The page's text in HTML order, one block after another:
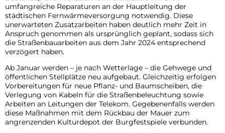
Betriebsausflug der Stadtverwaltung
Vollsperrung Joignystraße
Archiv
umfangreiche Reparaturen an der Hauptleitung der
städtischen Fernwärmeversorgung notwendig. Diese
unerwarteten Zusatzarbeiten haben deutlich mehr Zeit in
Anspruch genommen als ursprünglich geplant, sodass sich
die Straßenbauarbeiten aus dem Jahr 2024 entsprechend
verzögert haben.
Ab Januar werden – je nach Wetterlage – die Gehwege und
öffentlichen Stellplätze neu aufgebaut. Gleichzeitig erfolgen
Vorbereitungen für neue Pflanz- und Baumscheiben, die
Verlegung von Kabeln für die Straßenbeleuchtung sowie
Arbeiten an Leitungen der Telekom. Gegebenenfalls werden
diese Maßnahmen mit dem Rückbau der Mauer zum
angrenzenden Kulturdepot der Burgfestspiele verbunden.